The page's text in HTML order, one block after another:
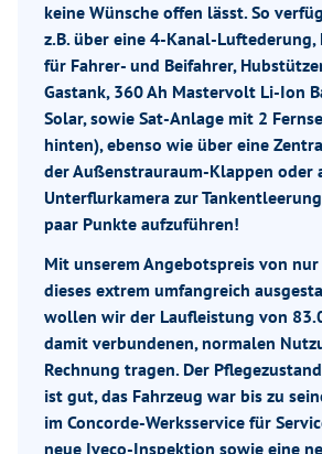
keine Wünsche offen lässt. So
z.B. über eine 4-Kanal-
für Fahrer- und Beifahrer,
Gastank, 360 Ah Mastervolt Li-Ion
Solar, sowie Sat-Anlage mit 2
hinten), ebenso wie über eine
der Außenstrauraum-Klappen oder
Unterflurkamera zur
paar Punkte aufzuführen!
Mit unserem Angebotspreis von
dieses extrem umfangreich
wollen wir der Laufleistung von
damit verbundenen, normalen
Rechnung tragen. Der
ist gut, das Fahrzeug war bis zu
im Concorde-Werksservice für
neue Iveco-Inspektion sowie eine